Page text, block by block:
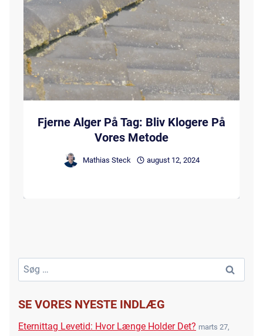
Fjerne Alger På Tag: Bliv Klogere På
Vores Metode
Mathias Steck august 12, 2024
Søg
efter:
SE VORES NYESTE INDLÆG
Eternittag Levetid: Hvor Længe Holder Det? marts 27,